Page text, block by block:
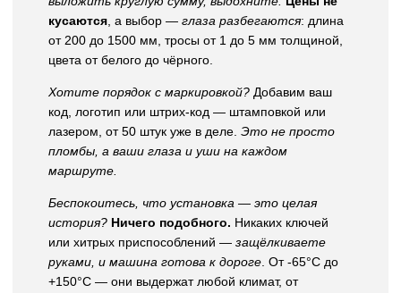
кусаются, а выбор — глаза разбегаются: длина
от 200 до 1500 мм, тросы от 1 до 5 мм толщиной,
цвета от белого до чёрного.
Хотите порядок с маркировкой? Добавим ваш
код, логотип или штрих-код — штамповкой или
лазером, от 50 штук уже в деле. Это не просто
пломбы, а ваши глаза и уши на каждом
маршруте.
Беспокоитесь, что установка — это целая
история? Ничего подобного. Никаких ключей
или хитрых приспособлений — защёлкиваете
руками, и машина готова к дороге. От -65°C до
+150°C — они выдержат любой климат, от